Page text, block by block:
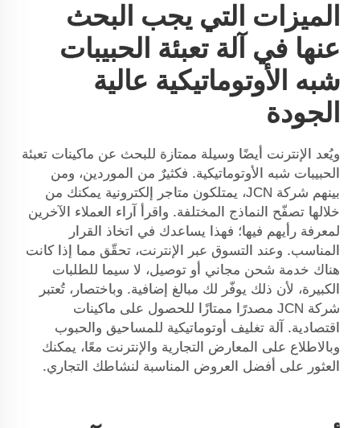
الميزات التي يجب البحث
عنها في آلة تعبئة الحبيبات
شبه الأوتوماتيكية عالية
الجودة
ويُعد الإنترنت أيضًا وسيلة ممتازة للبحث عن ماكينات تعبئة
الحبيبات شبه الأوتوماتيكية. فكثيرٌ من الموردين، ومن
بينهم شركة JCN، يمتلكون متاجر إلكترونية يمكنك من
خلالها تصفّح النماذج المختلفة. واقرأ آراء العملاء الآخرين
لمعرفة رأيهم فيها؛ فهذا يساعدك في اتخاذ القرار
المناسب. وعند التسوق عبر الإنترنت، تحقّق مما إذا كانت
هناك خدمة شحن مجاني أو توصيل، لا سيما للطلبات
الكبيرة، لأن ذلك يوفّر لك مبالغ إضافية. وباختصار، تُعتبر
شركة JCN مصدرًا ممتازًا للحصول على ماكينات
اقتصادية.
آلة تغليف أوتوماتيكية للمساحيق والحبوب
وبالاطلاع على المعارض التجارية والإنترنت معًا، يمكنك
العثور على أفضل العروض المناسبة لنشاطك التجاري.